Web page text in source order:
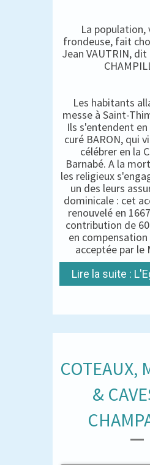
La population,
frondeuse, fait
Jean VAUTRIN,
Les habitants
messe à Saint-
Ils s'entendent en
curé BARON, qui
célébrer en la
Barnabé. A la
les religieux
un des leurs
dominicale : cet
renouvelé en
contribution de
en
acceptée par le
Lire la suite :
COTEAUX,
&